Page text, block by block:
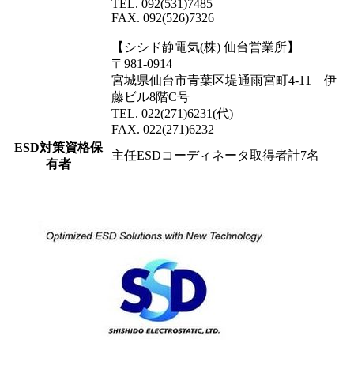
TEL. 092(531)7485
FAX. 092(526)7326
【シシド静電気(株) 仙台営業所】
〒981-0914
宮城県仙台市青葉区堤通雨宮町4-11 伊
藤ビル8階C号
TEL. 022(271)6231(代)
FAX. 022(271)6232
ESD対策資格保
有者
主任ESDコーディネータ取得者計7名